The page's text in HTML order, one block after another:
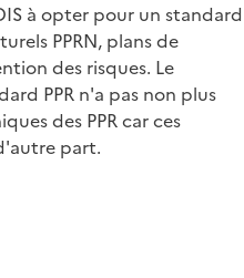
à opter pour un standard
PPRN, plans de
des risques. Le
PPR n'a pas non plus
des PPR car ces
part.